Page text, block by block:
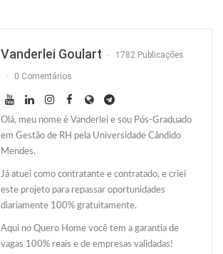
Vanderlei Goulart 1782 Publicações
0 Comentários
Olá, meu nome é Vanderlei e sou Pós-Graduado
em Gestão de RH pela Universidade Cândido
Mendes.
Já atuei como contratante e contratado, e criei
este projeto para repassar oportunidades
diariamente 100% gratuitamente.
Aqui no Quero Home você tem a garantia de
vagas 100% reais e de empresas validadas!